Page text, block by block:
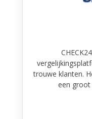
trouwe klanten.
een groot